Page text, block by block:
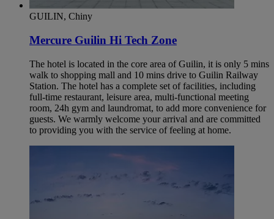
GUILIN, Chiny
Mercure Guilin Hi Tech Zone
The hotel is located in the core area of Guilin, it is only 5 mins
walk to shopping mall and 10 mins drive to Guilin Railway
Station. The hotel has a complete set of facilities, including
full-time restaurant, leisure area, multi-functional meeting
room, 24h gym and laundromat, to add more convenience for
guests. We warmly welcome your arrival and are committed
to providing you with the service of feeling at home.